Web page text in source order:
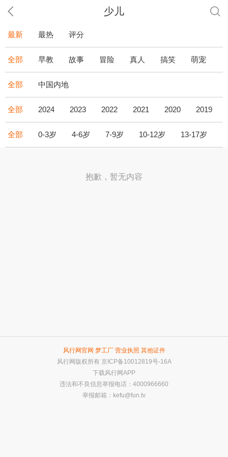
少儿
最新 最热 评分
全部 早教 故事 冒险 真人 搞笑 萌宠
全部 中国内地
全部 2024 2023 2022 2021 2020 2019
全部 0-3岁 4-6岁 7-9岁 10-12岁 13-17岁
抱歉，暂无内容
风行网官网 梦工厂 营业执照 其他证件
风行网版权所有 京ICP备10012819号-16A
下载风行网APP
违法和不良信息举报电话：4000966660
举报邮箱： kefu@fun.tv